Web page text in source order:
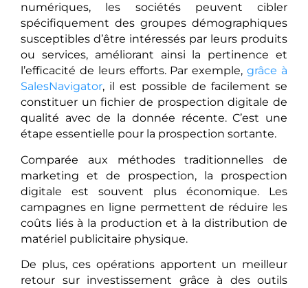
numériques, les sociétés peuvent cibler
spécifiquement des groupes démographiques
susceptibles d’être intéressés par leurs produits
ou services, améliorant ainsi la pertinence et
l’efficacité de leurs efforts. Par exemple,grâce à
SalesNavigator, il est possible de facilement se
constituer un fichier de prospection digitale de
qualité avec de la donnée récente. C’est une
étape essentielle pour la prospection sortante.
Comparée aux méthodes traditionnelles de
marketing et de prospection, la prospection
digitale est souvent plus économique. Les
campagnes en ligne permettent de réduire les
coûts liés à la production et à la distribution de
matériel publicitaire physique.
De plus, ces opérations apportent un meilleur
retour sur investissement grâce à des outils